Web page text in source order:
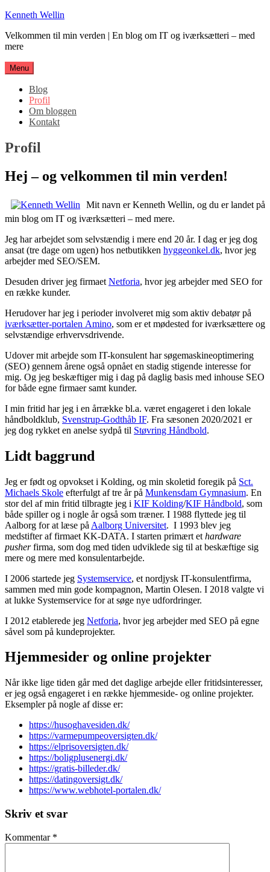
Spring
indhold
Kenneth Wellin
Velkommen til min verden | En blog om IT og iværksætteri – med
mere
Menu
Blog
Profil
Om bloggen
Kontakt
Profil
Hej – og velkommen til min verden!
Mit navn er Kenneth Wellin, og du er landet på
min blog om IT og iværksætteri – med mere.
Jeg har arbejdet som selvstændig i mere end 20 år. I dag er jeg dog
ansat (tre dage om ugen) hos netbutikken hyggeonkel.dk, hvor jeg
arbejder med SEO/SEM.
Desuden driver jeg firmaet Netforia, hvor jeg arbejder med SEO for
en række kunder.
Herudover har jeg i perioder involveret mig som aktiv debatør på
iværksætter-portalen Amino, som er et mødested for iværksættere og
selvstændige erhvervsdrivende.
Udover mit arbejde som IT-konsulent har søgemaskineoptimering
(SEO) gennem årene også opnået en stadig stigende interesse for
mig. Og jeg beskæftiger mig i dag på daglig basis med inhouse SEO
for både egne firmaer samt kunder.
I min fritid har jeg i en årrække bl.a. været engageret i den lokale
håndboldklub, Svenstrup-Godthåb IF. Fra sæsonen 2020/2021 er
jeg dog rykket en anelse sydpå til Støvring Håndbold.
Lidt baggrund
Jeg er født og opvokset i Kolding, og min skoletid foregik på Sct.
Michaels Skole efterfulgt af tre år på Munkensdam Gymnasium. En
stor del af min fritid tilbragte jeg i KIF Kolding/KIF Håndbold, som
både spiller og i nogle år også som træner. I 1988 flyttede jeg til
Aalborg for at læse på Aalborg Universitet. I 1993 blev jeg
medstifter af firmaet KK-DATA. I starten primært et hardware
pusherfirma, som dog med tiden udviklede sig til at beskæftige sig
mere og mere med konsulentarbejde.
I 2006 startede jeg Systemservice, et nordjysk IT-konsulentfirma,
sammen med min gode kompagnon, Martin Olesen. I 2018 valgte vi
at lukke Systemservice for at søge nye udfordringer.
I 2012 etablerede jeg Netforia, hvor jeg arbejder med SEO på egne
såvel som på kundeprojekter.
Hjemmesider og online projekter
Når ikke lige tiden går med det daglige arbejde eller fritidsinteresser,
er jeg også engageret i en række hjemmeside- og online projekter.
Eksempler på nogle af disse er:
https://husoghavesiden.dk/
https://varmepumpeoversigten.dk/
https://elprisoversigten.dk/
https://boligplusenergi.dk/
https://gratis-billeder.dk/
https://datingoversigt.dk/
https://www.webhotel-portalen.dk/
Skriv et svar
Kommentar *